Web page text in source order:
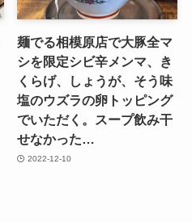
麺でる相模原店で大豚全マ
シを限定シビ辛メンマ、き
くらげ、しょうが、そう味
塩のウズラの卵トッピング
でいただく。スープ飲み干
せなかった…
2022-12-10